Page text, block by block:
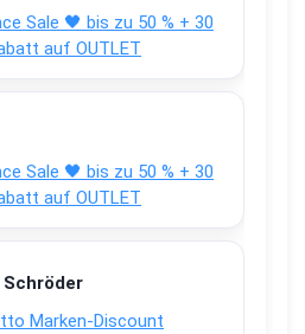
Sale 🖤 bis zu 50 % + 30
auf OUTLET
Sale 🖤 bis zu 50 % + 30
auf OUTLET
Marken-Discount